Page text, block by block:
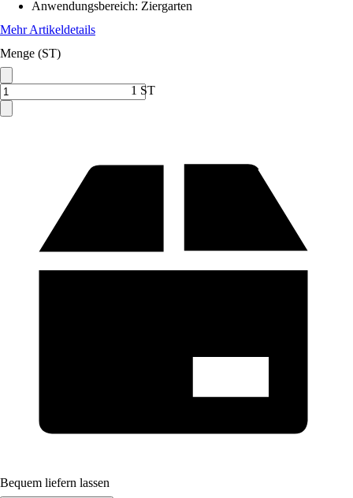
Anwendungsbereich: Ziergarten
Mehr Artikeldetails
Menge (ST)
1 ST
Bequem liefern lassen